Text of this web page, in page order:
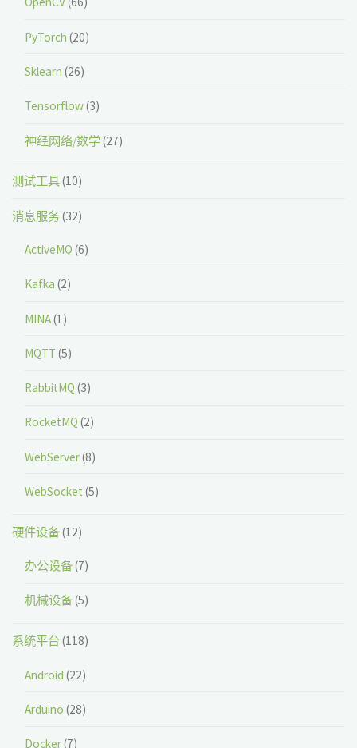
PyTorch (20)
Sklearn (26)
Tensorflow(3)
神经网络/数学(27)
测试工具(10)
消息服务(32)
ActiveMQ (6)
Kafka (2)
MINA(1)
MQTT (5)
RabbitMQ (3)
RocketMQ (2)
WebServer(8)
WebSocket (5)
硬件设备(12)
办公设备(7)
机械设备(5)
系统平台 (118)
Android (22)
Arduino (28)
Docker(7)